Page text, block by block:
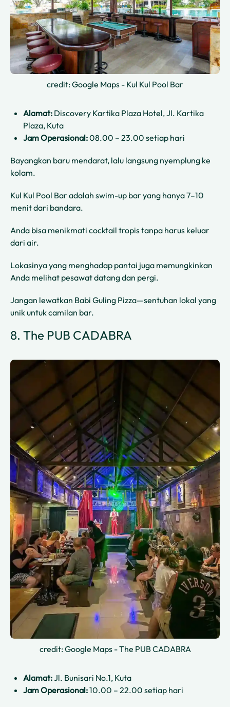
credit: Google Maps - Kul Kul Pool Bar
Alamat: Discovery Kartika Plaza Hotel, Jl. Kartika
Plaza, Kuta
Jam Operasional:08.00 – 23.00 setiap hari
Bayangkan baru mendarat, lalu langsung nyemplung ke
kolam.
Kul Kul Pool Bar adalah swim-up bar yang hanya 7–10
menit dari bandara.
Anda bisa menikmati cocktail tropis tanpa harus keluar
dari air.
Lokasinya yang menghadap pantai juga memungkinkan
Anda melihat pesawat datang dan pergi.
Jangan lewatkan Babi Guling Pizza—sentuhan lokal yang
unik untuk camilan bar.
8. The PUB CADABRA
credit: Google Maps - The PUB CADABRA
Alamat:Jl. Bunisari No.1, Kuta
Jam Operasional:10.00 – 22.00 setiap hari